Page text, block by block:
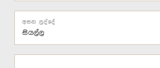
සියල්ල
අසන ලද්දේ